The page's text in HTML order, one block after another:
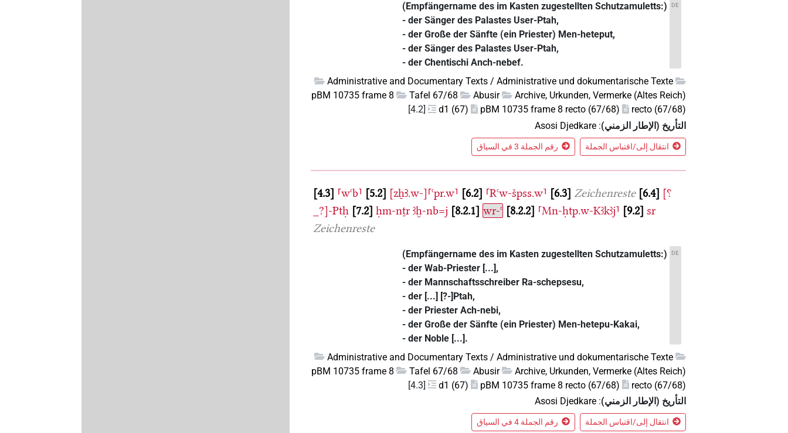
DE
(Empfängername des im Kasten zugestellten Schutzamuletts:)
- der Sänger des Palastes User-Ptah,
- der Große der Sänfte (ein Priester) Men-heteput,
- der Sänger des Palastes User-Ptah,
- der Chentischi Anch-nebef.
Administrative and Documentary Texts / Administrative und dokumentarische Texte
Archive, Urkunden, Vermerke (Altes Reich)
Abusir
Tafel 67/68
pBM 10735 frame 8
recto (67/68)
pBM 10735 frame 8 recto (67/68)
d1 (67)
[4.2]
التأريخ (الإطار الزمني):
Asosi Djedkare
انتقال إلى/اقتباس الجملة رقم الجملة 3 في السياق
4.3 ⸢wꜥb⸣ 5.2 [zẖꜢ.w-]⸢ꜥpr.w⸣ 6.2 ⸢Rꜥw-špss.w⸣ 6.3 Zeichenreste 6.4
[⸮
_?]-Ptḥ 7.2 ḥm-nṯr ꜣḫ-nb=j 8.2.1 wr-ꜥ 8.2.2 ⸢Mn-ḥtp.w-Kꜣkꜣj⸣ 9.2 sr
Zeichenreste
DE
(Empfängername des im Kasten zugestellten Schutzamuletts:)
- der Wab-Priester [...],
- der Mannschaftsschreiber Ra-schepsesu,
- der [...] [?-]Ptah,
- der Priester Ach-nebi,
- der Große der Sänfte (ein Priester) Men-hetepu-Kakai,
- der Noble [...].
Administrative and Documentary Texts / Administrative und dokumentarische Texte
Archive, Urkunden, Vermerke (Altes Reich)
Abusir
Tafel 67/68
pBM 10735 frame 8
recto (67/68)
pBM 10735 frame 8 recto (67/68)
d1 (67)
[4.3]
التأريخ (الإطار الزمني):
Asosi Djedkare
انتقال إلى/اقتباس الجملة رقم الجملة 4 في السياق